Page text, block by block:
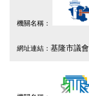
基隆市議會